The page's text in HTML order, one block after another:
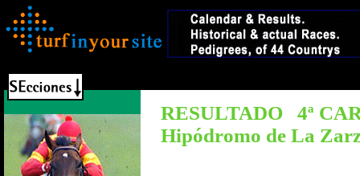
RESULTADO 4ª
Hipódromo de La